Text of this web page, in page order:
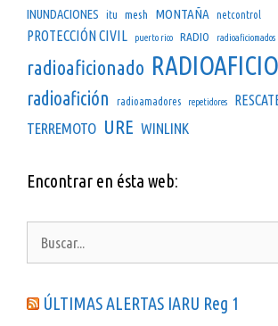
INUNDACIONES itu mesh MONTAÑA netcontrol
PROTECCIÓN CIVIL puerto rico RADIO radioaficiomados
radioaficionado
radioafición radioamadores repetidores
TERREMOTO URE WINLINK
Encontrar en ésta web:
ÚLTIMAS ALERTAS IARU Reg 1